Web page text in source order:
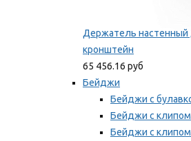
Держатель настенный
кронштейн
65 456.16 руб
Бейджи
Бейджи с
Бейджи с клипом
Бейджи с